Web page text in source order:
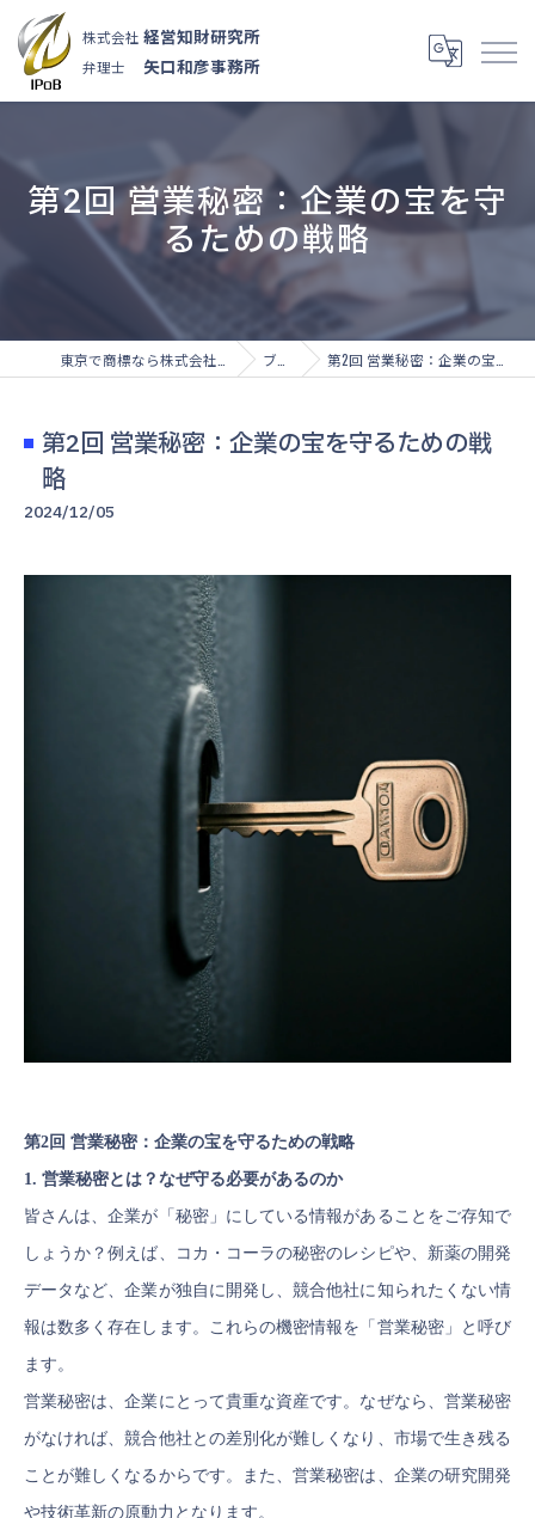
株式会社 経営知財研究所
弁理士 矢口和彦事務所
第2回 営業秘密：企業の宝を守
るための戦略
ブログ 第2回 営業秘密：企業の宝を守るための戦略
第2回 営業秘密：企業の宝を守るための戦
略
2024/12/05
第2回 営業秘密：企業の宝を守るための戦略
1. 営業秘密とは？なぜ守る必要があるのか
皆さんは、企業が「秘密」にしている情報があることをご存知で
しょうか？例えば、コカ・コーラの秘密のレシピや、新薬の開発
データなど、企業が独自に開発し、競合他社に知られたくない情
報は数多く存在します。これらの機密情報を「営業秘密」と呼び
ます。
営業秘密は、企業にとって貴重な資産です。なぜなら、営業秘密
がなければ、競合他社との差別化が難しくなり、市場で生き残る
ことが難しくなるからです。また、営業秘密は、企業の研究開発
や技術革新の原動力となります。